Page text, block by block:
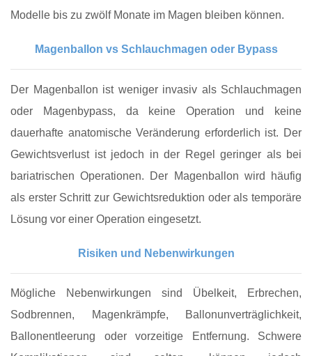
Modelle bis zu zwölf Monate im Magen bleiben können.
Magenballon vs Schlauchmagen oder Bypass
Der Magenballon ist weniger invasiv als Schlauchmagen
oder Magenbypass, da keine Operation und keine
dauerhafte anatomische Veränderung erforderlich ist. Der
Gewichtsverlust ist jedoch in der Regel geringer als bei
bariatrischen Operationen. Der Magenballon wird häufig
als erster Schritt zur Gewichtsreduktion oder als temporäre
Lösung vor einer Operation eingesetzt.
Risiken und Nebenwirkungen
Mögliche Nebenwirkungen sind Übelkeit, Erbrechen,
Sodbrennen, Magenkrämpfe, Ballonunverträglichkeit,
Ballonentleerung oder vorzeitige Entfernung. Schwere